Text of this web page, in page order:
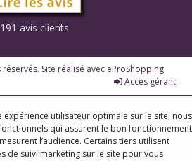
191 avis clients
Site réalisé avec eProShopping
Accès gérant
expérience utilisateur optimale sur le site, nous
qui assurent le bon fonctionnement
l’audience. Certains tiers utilisent
de suivi marketing sur le site pour vous